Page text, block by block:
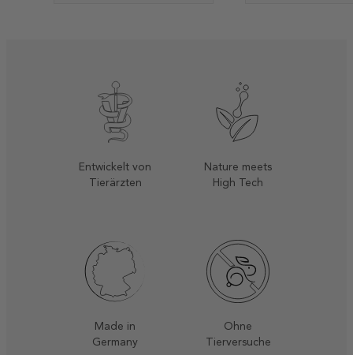
Entwickelt von
Tierärzten
Nature meets
High Tech
Made in
Germany
Ohne
Tierversuche